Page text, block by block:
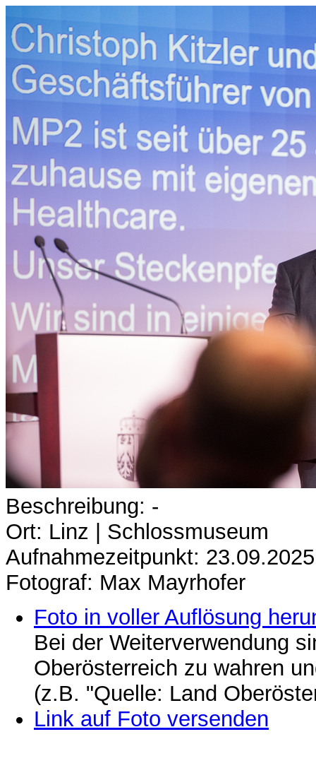
Beschreibung: -
Ort: Linz | Schlossmuseum
Aufnahmezeitpunkt: 23.09.2025
Fotograf: Max Mayrhofer
Foto in voller Auflösung
Bei der Weiterverwendung
Oberösterreich zu wahren
(z.B. "Quelle: Land
Link auf Foto versenden